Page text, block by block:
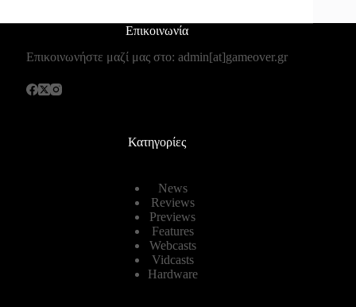
Επικοινωνία
Επικοινωνήστε μαζί μας στο: admin[at]gameover.gr
Κατηγορίες
News
Reviews
Previews
Features
Webcasts
Vidcasts
Hardware